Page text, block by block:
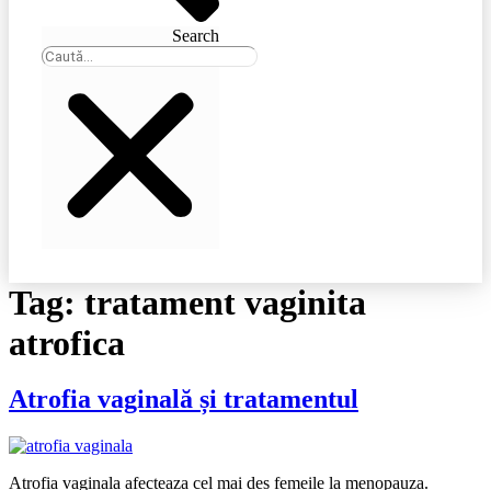
Search
Tag: tratament vaginita
atrofica
Atrofia vaginală și tratamentul
Atrofia vaginala afecteaza cel mai des femeile la menopauza.